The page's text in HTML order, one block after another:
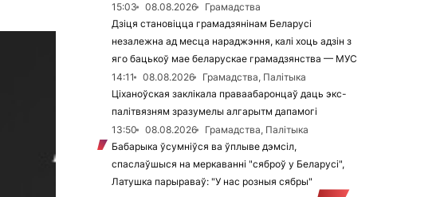
15:03
08.08.2026
Грамадства
Дзіця становіцца грамадзянінам Беларусі
незалежна ад месца нараджэння, калі хоць адзін з
яго бацькоў мае беларускае грамадзянства — МУС
14:11
08.08.2026
Грамадства, Палітыка
Ціханоўская заклікала праваабаронцаў даць экс-
палітвязням зразумелы алгарытм дапамогі
13:50
08.08.2026
Грамадства, Палітыка
Бабарыка ўсумніўся ва ўплыве дэмсіл,
спаслаўшыся на меркаванні "сяброў у Беларусі",
Латушка парыраваў: "У нас розныя сябры"